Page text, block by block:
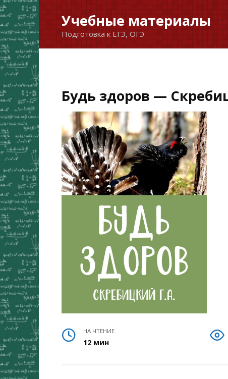
Перейти
к
содержанию
Учебные материалы
Подготовка к ЕГЭ, ОГЭ
Будь здоров —
НА ЧТЕНИЕ
12 мин